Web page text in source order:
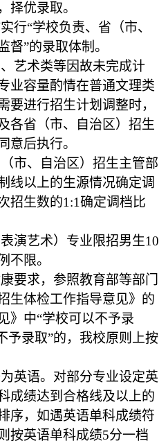
择优录取。
行“学校负责、省（市、
督”的录取体制。
艺术类等因故未完成计
业容量酌情在普通文理类
要进行招生计划调整时，
各省（市、自治区）招生
意后执行。
市、自治区）招生主管部
线以上的生源情况确定调
招生数的1:1确定调档比
演艺术）专业限招男生10
不限。
要求，参照教育部等部门
生体检工作指导意见》的
》中“学校可以不予录
予录取”的，我校原则上按
英语。对部分专业设定英
成绩达到合格线及以上的
序，如遇英语单科成绩符
按英语单科成绩5分一档